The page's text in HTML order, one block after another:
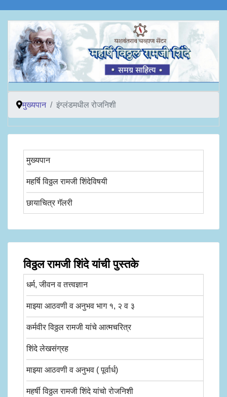
मुख्यपान इंग्लंडमधील रोजनिशी
मुख्यपान
महर्षि विठ्ठल रामजी शिंदेविषयी
छायाचित्र गॅलरी
विठ्ठल रामजी शिंदे यांची पुस्तके
धर्म, जीवन व तत्त्वज्ञान
माझ्या आठवणी व अनुभव भाग १, २ व ३
कर्मवीर विठ्ठल रामजी यांचे आत्मचरित्र
शिंदे लेखसंग्रह
माझ्या आठवणी व अनुभव ( पूर्वार्ध)
महर्षी विठ्ठल रामजी शिंदे यांचो रोजनिशी